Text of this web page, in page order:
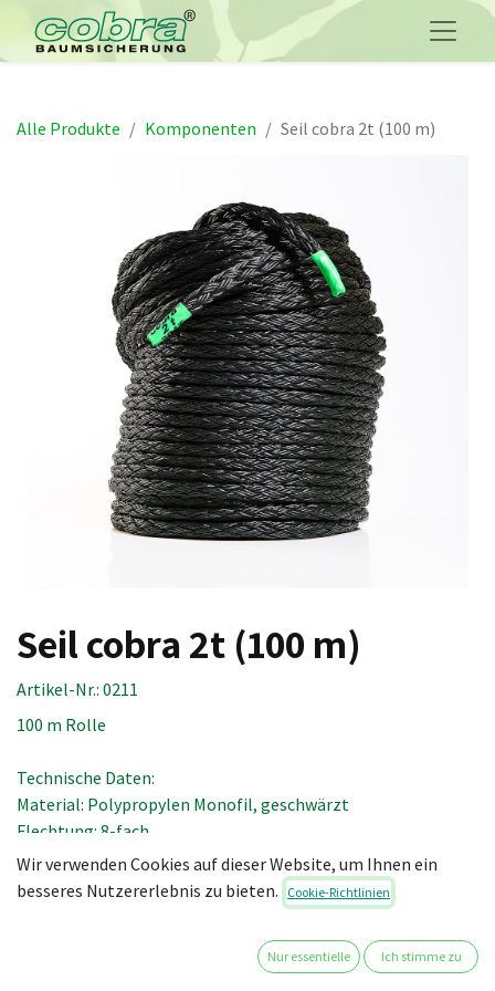
Alle Produkte Komponenten Seil cobra 2t (100 m)
Seil cobra 2t (100 m)
Artikel-Nr.: 0211
100 m Rolle
Technische Daten:
Material: Polypropylen Monofil, geschwärzt
Flechtung: 8-fach
Durchmesser: 14 mm
Seilbruchlast: 3,45 t
Systembruchlast mit Ruckdämpfer: 3,0 t
Einsatzdehnung (mit 20 – 60 % belastet): 3 – 9 %
Wir verwenden Cookies auf dieser Website, um Ihnen ein
besseres Nutzererlebnis zu bieten.
Cookie-Richtlinien
Nur essentielle Ich stimme zu